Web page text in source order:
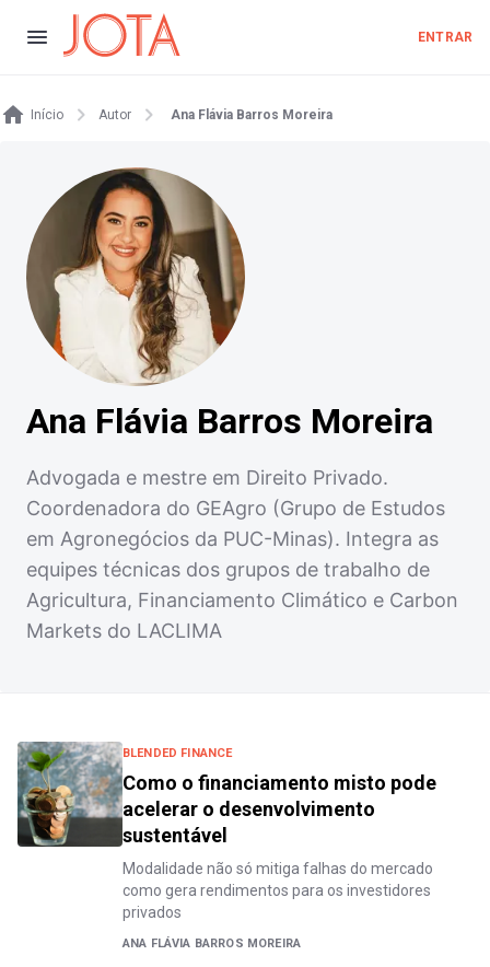
ENTRAR
Início Autor Ana Flávia Barros Moreira
Ana Flávia Barros Moreira
Advogada e mestre em Direito Privado.
Coordenadora do GEAgro (Grupo de Estudos
em Agronegócios da PUC-Minas). Integra as
equipes técnicas dos grupos de trabalho de
Agricultura, Financiamento Climático e Carbon
Markets do LACLIMA
BLENDED FINANCE
Como o financiamento misto pode
acelerar o desenvolvimento
sustentável
Modalidade não só mitiga falhas do mercado
como gera rendimentos para os investidores
privados
ANA FLÁVIA BARROS MOREIRA